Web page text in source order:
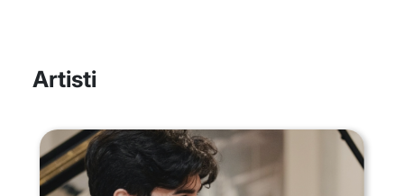
Artisti